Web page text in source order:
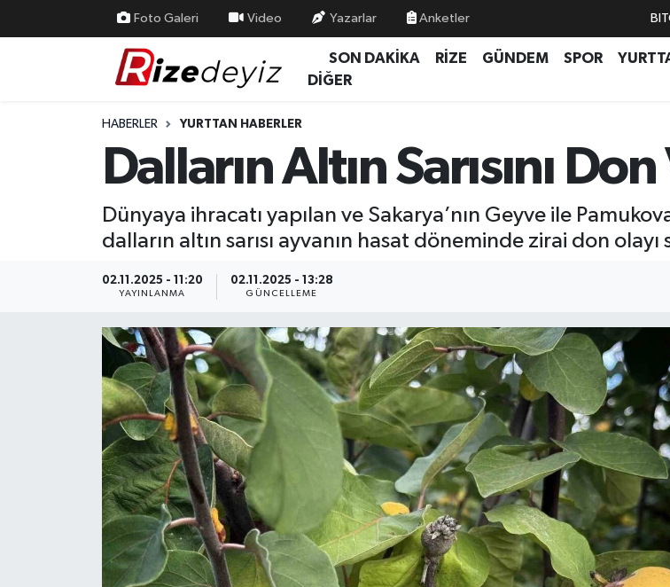
Foto Galeri Video Yazarlar Anketler
SON DAKİKA RİZE GÜNDEM SPOR
DİĞER
HABERLER YURTTAN HABERLER
Dalların Altın Sarısını
Dünyaya ihracatı yapılan ve Sakarya’nın Geyve ile
dalların altın sarısı ayvanın hasat döneminde zirai don
02.11.2025 - 11:20
YAYINLANMA
02.11.2025 - 13:28
GÜNCELLEME
Yurttan Haberler
Teknoloji
Rize Nöbetçi Eczaneler
Rize Trafik Yoğunluk Haritası
Tüm Manşetler
Son Dakika Haberleri
Haber Arşivi